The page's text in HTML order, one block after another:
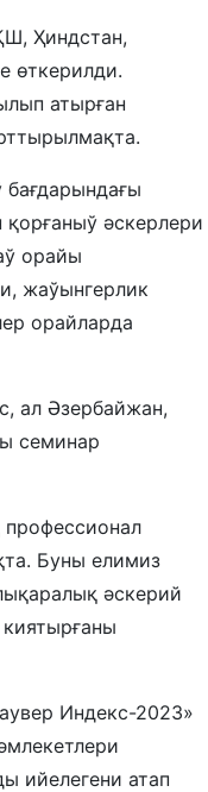
Ҳиндстан,
өткерилди.
атырған
әскерлери
орайы
жаўынгерлик
орайларда
ал Әзербайжан,
семинар
Буны елимиз
әскерий
Индекс-2023»
ийелегени атап